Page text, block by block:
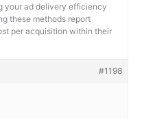
your ad delivery efficiency
these methods report
per acquisition within their
#1198